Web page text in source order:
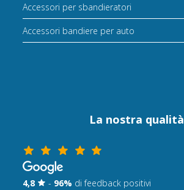
Accessori per sbandieratori
Accessori bandiere per auto
La nostra qualità
4,8 - 96% di feedback positivi